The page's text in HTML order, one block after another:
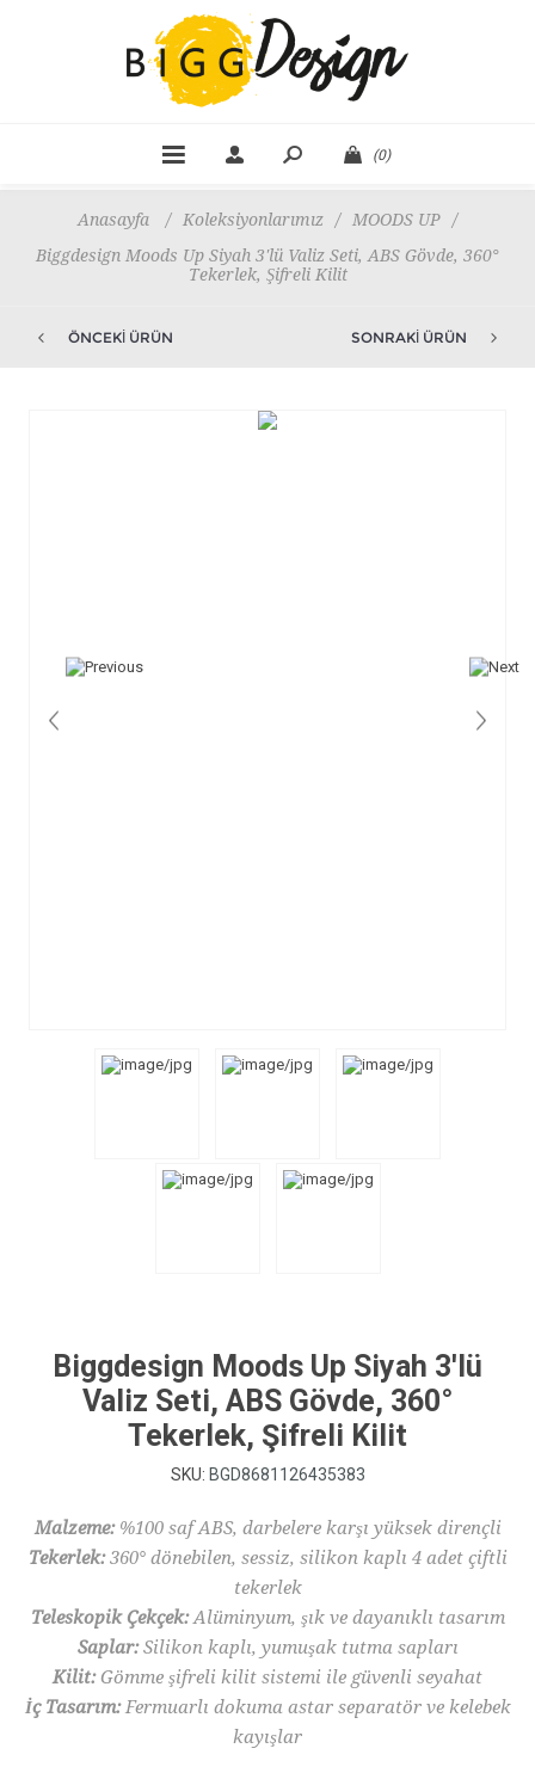
(0)
Anasayfa / Koleksiyonlarımız / MOODS UP
/
Biggdesign Moods Up Siyah 3'lü Valiz Seti, ABS Gövde, 360°
Tekerlek, Şifreli Kilit
ÖNCEKI ÜRÜN SONRAKI ÜRÜN
Biggdesign Moods Up Siyah 3'lü
Valiz Seti, ABS Gövde, 360°
Tekerlek, Şifreli Kilit
SKU: BGD8681126435383
Malzeme:%100 saf ABS, darbelere karşı yüksek dirençli
Tekerlek:360° dönebilen, sessiz, silikon kaplı 4 adet çiftli
tekerlek
Teleskopik Çekçek:Alüminyum, şık ve dayanıklı tasarım
Saplar:Silikon kaplı, yumuşak tutma sapları
Kilit:Gömme şifreli kilit sistemi ile güvenli seyahat
İç Tasarım:Fermuarlı dokuma astar separatör ve kelebek
kayışlar